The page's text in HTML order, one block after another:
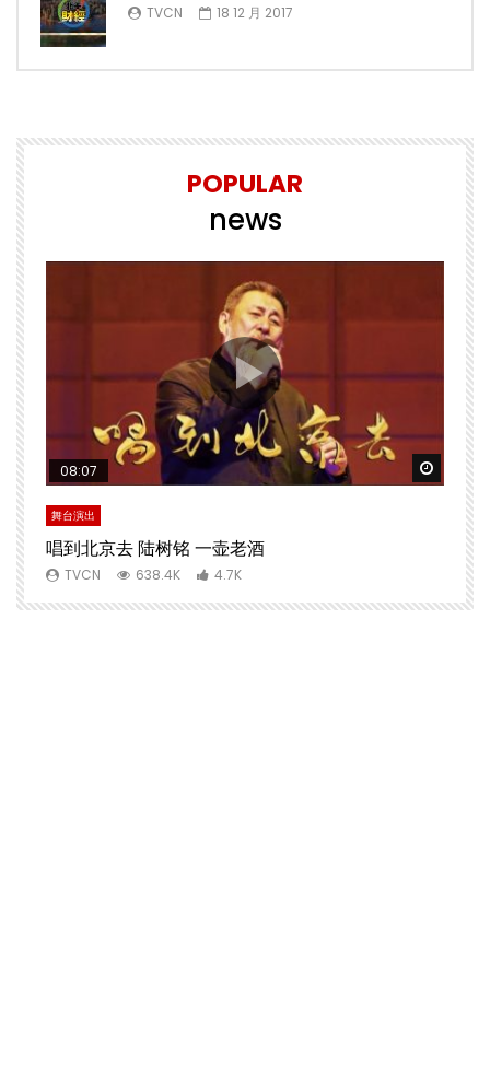
TVCN 18 12 月 2017
POPULAR
news
Watch Later
08:07
舞台演出
唱到北京去 陆树铭 一壶老酒
TVCN 638.4K 4.7K